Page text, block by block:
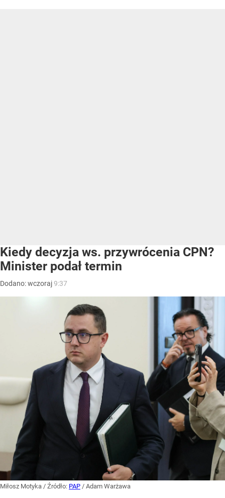
Kiedy decyzja ws. przywrócenia CPN?
Minister podał termin
Dodano:wczoraj9:37
Miłosz Motyka / Źródło: PAP / Adam Warżawa